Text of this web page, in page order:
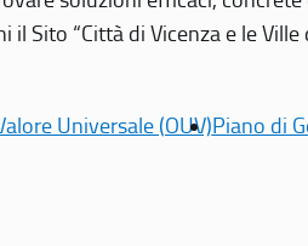
Sito “Città di Vicenza e le
Universale (OUV)Piano di